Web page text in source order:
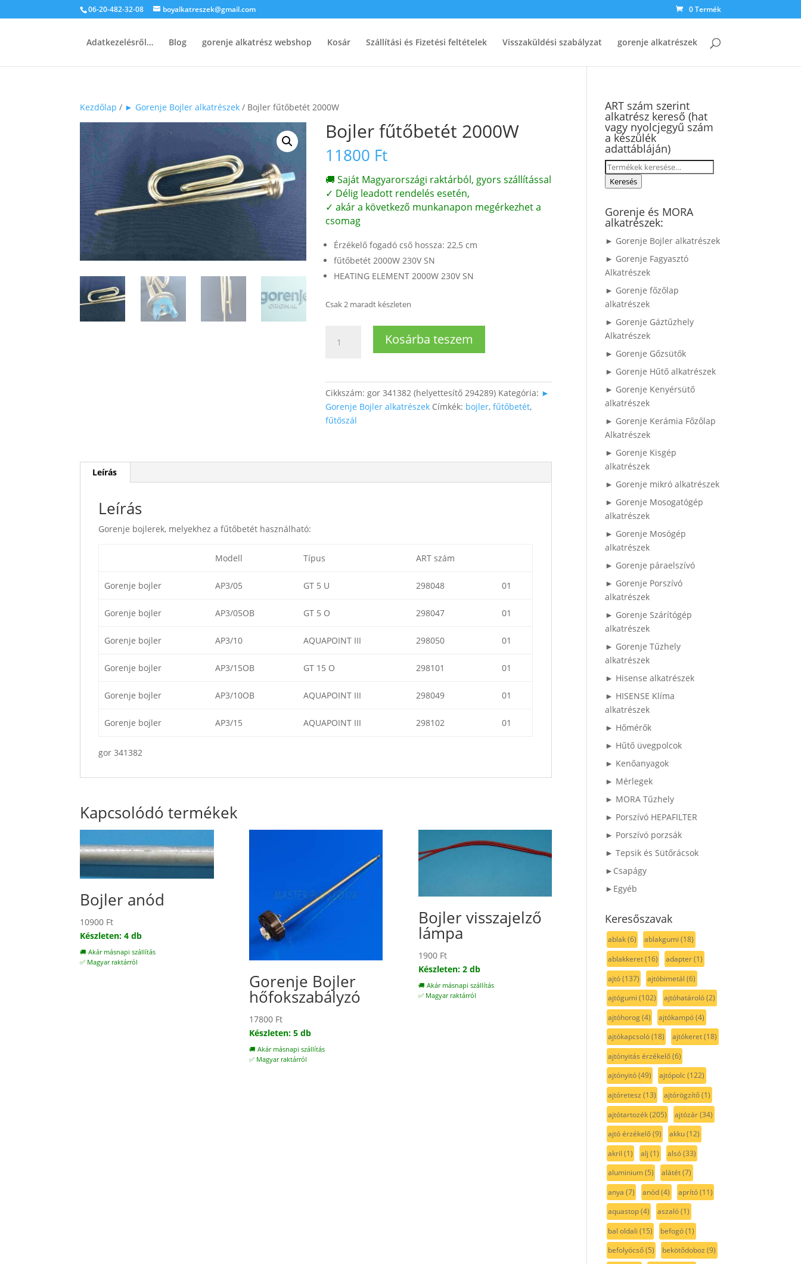
06-20-482-32-08 boyalkatreszek@gmail.com 0 Termék
Adatkezelésről… Blog gorenje alkatrész webshop Kosár Szállítási és Fizetési feltételek Visszaküldési szabályzat gorenje alkatrészek
Kezdőlap / ► Gorenje Bojler alkatrészek / Bojler fűtőbetét 2000W
Bojler fűtőbetét 2000W
11800 Ft
🚚 Saját Magyarországi raktárból, gyors szállítással
✓ Délig leadott rendelés esetén,
✓ akár a következő munkanapon megérkezhet a
csomag
Érzékelő fogadó cső hossza: 22,5 cm
fűtőbetét 2000W 230V SN
HEATING ELEMENT 2000W 230V SN
Csak 2 maradt készleten
fűtőbetét
Kosárba teszem
Cikkszám:gor 341382 (helyettesítő 294289) Kategória: ►
Gorenje Bojler alkatrészek Címkék: bojler,fűtőbetét,
fűtőszál
Leírás
Leírás
Gorenje bojlerek, melyekhez a fűtőbetét használható:
Modell Típus ART szám
Gorenje bojler AP3/05 GT 5 U 298048 01
Gorenje bojler AP3/05OB GT 5 O 298047 01
Gorenje bojler AP3/10 AQUAPOINT III 298050 01
Gorenje bojler AP3/15OB GT 15 O 298101 01
Gorenje bojler AP3/10OB AQUAPOINT III 298049 01
Gorenje bojler AP3/15 AQUAPOINT III 298102 01
gor 341382
Kapcsolódó termékek
Bojler anód
10900 Ft
Készleten: 4 db
🚚 Akár másnapi szállítás
✅ Magyar raktárról
Gorenje Bojler
hőfokszabályzó
17800 Ft
Készleten: 5 db
🚚 Akár másnapi szállítás
✅ Magyar raktárról
Bojler visszajelző
lámpa
1900 Ft
Készleten: 2 db
🚚 Akár másnapi szállítás
✅ Magyar raktárról
ART szám szerint
alkatrész kereső (hat
vagy nyolcjegyű szám
a készülék
adattábláján)
Keresés
a Keresés
Gorenje és MORA
alkatrészek:
► Gorenje Bojler alkatrészek
► Gorenje Fagyasztó
Alkatrészek
► Gorenje főzőlap
alkatrészek
► Gorenje Gáztűzhely
Alkatrészek
► Gorenje Gőzsütők
► Gorenje Hűtő alkatrészek
► Gorenje Kenyérsütő
alkatrészek
► Gorenje Kerámia Főzőlap
Alkatrészek
► Gorenje Kisgép
alkatrészek
► Gorenje mikró alkatrészek
► Gorenje Mosogatógép
alkatrészek
► Gorenje Mosógép
alkatrészek
► Gorenje páraelszívó
► Gorenje Porszívó
alkatrészek
► Gorenje Szárítógép
alkatrészek
► Gorenje Tűzhely
alkatrészek
► Hisense alkatrészek
► HISENSE Klíma
alkatrészek
► Hőmérők
► Hűtő üvegpolcok
► Kenőanyagok
► Mérlegek
► MORA Tűzhely
► Porszívó HEPAFILTER
► Porszívó porzsák
► Tepsik és Sütőrácsok
►Csapágy
►Egyéb
Keresőszavak
ablak(6) ablakgumi (18)
ablakkeret(16) adapter(1)
ajtó(137) ajtóbimetál (6)
ajtógumi (102) ajtóhatároló(2)
ajtóhorog(4) ajtókampó(4)
ajtókapcsoló(18) ajtókeret(18)
ajtónyitás érzékelő(6)
ajtónyitó(49) ajtópolc(122)
ajtóretesz (13) ajtórögzítő(1)
ajtótartozék(205) ajtózár(34)
ajtó érzékelő(9) akku(12)
akril (1) alj (1) alsó(33)
aluminium(5) alátét(7)
anya (7) anód(4) aprító(11)
aquastop(4) aszaló(1)
bal oldali (15) befogó(1)
befolyócső(5) bekötődoboz (9)